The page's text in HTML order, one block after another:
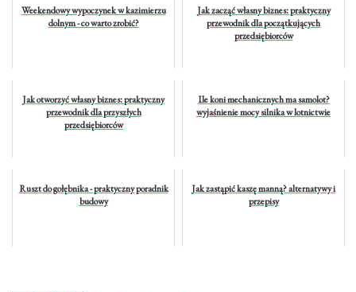
Weekendowy wypoczynek w kazimierzu
dolnym - co warto zrobić?
Jak zacząć własny biznes: praktyczny
przewodnik dla początkujących
przedsiębiorców
Jak otworzyć własny biznes: praktyczny
przewodnik dla przyszłych
przedsiębiorców
Ile koni mechanicznych ma samolot?
wyjaśnienie mocy silnika w lotnictwie
Ruszt do gołębnika - praktyczny poradnik
budowy
Jak zastąpić kaszę manną? alternatywy i
przepisy